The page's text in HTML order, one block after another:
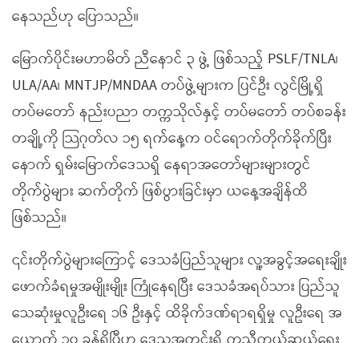
နေသည်ဟု ပြောသည်။
မြောက်ပိုင်းမဟာမိတ် ညီနောင် ၃ ဖွဲ့ ဖြစ်သည့် PSLF/TNLA၊
ULA/AA၊ MNTJP/MNDAA တပ်ဖွဲ့များက ပြင်ဦး လွင်မြို့ရှိ
တပ်မတော် နည်းပညာ တက္ကသိုလ်နှင့် တပ်မတော် တပ်စခန်း
တချို့ကို သြဂုတ်လ ၁၅ ရက်နေ့က ဝင်ရောက်တိုက်ခိုက်ပြီး
နောက် ရှမ်းမြောက်ဒေသရှိ နေရာအတော်များများတွင်
တိုက်ပွဲများ ဆက်တိုက် ဖြစ်ပွားခြင်းမှာ ယနေ့အချိန်ထိ
ဖြစ်သည်။
၎င်းတိုက်ပွဲများကြောင့် ဒေသခံပြည်သူများ လူ့အခွင့်အရေးချိုး
ဖောက်ခံရမှုအမျိုးမျိုး ကြုံနေရပြီး ဒေသခံအရပ်သား ပြည်သူ
သေဆုံးမှုလူဦးရေ ၁၆ ဦးနှင့် ထိခိုက်ဒဏ်ရာရရှိမှု လူဦးရေ အ